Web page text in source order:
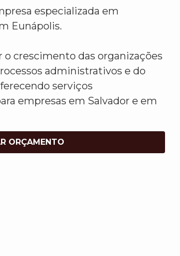
especializada em
Eunápolis.
crescimento das organizações
administrativos e do
serviços
empresas em Salvador e em
ORÇAMENTO